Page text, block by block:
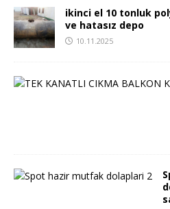
ikinci el 10 tonluk
ve hatasız depo
10.11.2025